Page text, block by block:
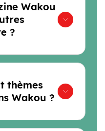
Wakou
?
thèmes
Wakou ?